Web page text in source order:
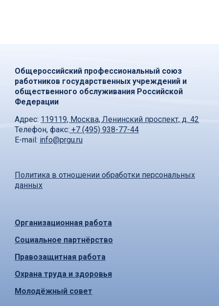
Общероссийский профессиональный союз
работников государственных учреждений и
общественного обслуживания Российской
Федерации
Адрес: 119119, Москва, Ленинский проспект, д. 42
Телефон, факс: +7 (495) 938-77-44
E-mail: info@prgu.ru
Политика в отношении обработки персональных
данных
Организационная работа
Социальное партнёрство
Правозащитная работа
Охрана труда и здоровья
Молодёжный совет